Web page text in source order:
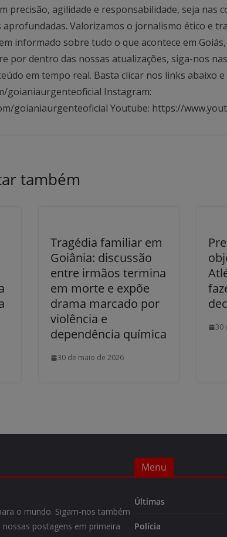
precisão, agilidade e responsabilidade, seja nas
Valorizamos o jornalismo ético e
informado sobre tudo o que acontece em
por dentro das nossas atualizações, siga-nos
em tempo real. Basta clicar nos links abaixo e
goianiaurgenteoficial Instagram:
goianiaurgenteoficial Youtube: https://
também
Tragédia familiar em
Goiânia: discussão
entre irmãos termina
em morte e expõe
drama marcado por
violência e
dependência química
30 de maio de 2026
30
o mundo. Sigam-nos também
postagens em primeira
Menu
Últimas
Polícia